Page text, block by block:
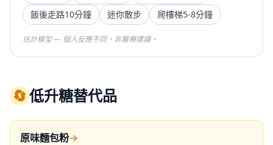
飯後走路10分鐘
迷你散步 爬樓梯5-8分鐘
估計模型 — 個人反應不同。非醫療建議。
🔄低升糖替代品
原味麵包粉→